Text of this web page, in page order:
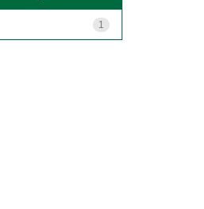
1